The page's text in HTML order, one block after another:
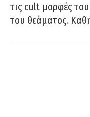
τις cult μορφές
του θεάματος.